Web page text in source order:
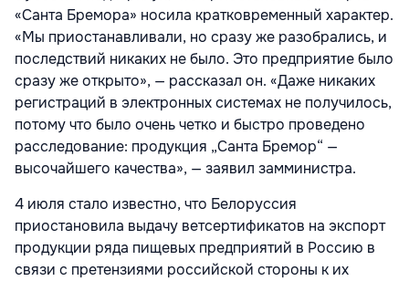
«Санта Бремора» носила кратковременный характер.
«Мы приостанавливали, но сразу же разобрались, и
последствий никаких не было. Это предприятие было
сразу же открыто», — рассказал он. «Даже никаких
регистраций в электронных системах не получилось,
потому что было очень четко и быстро проведено
расследование: продукция „Санта Бремор“ —
высочайшего качества», — заявил замминистра.
4 июля стало известно, что Белоруссия
приостановила выдачу ветсертификатов на экспорт
продукции ряда пищевых предприятий в Россию в
связи с претензиями российской стороны к их